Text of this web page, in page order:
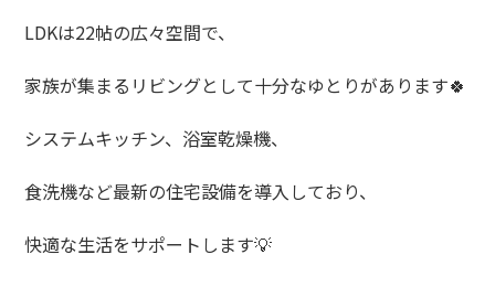
LDKは22帖の広々空間で、
家族が集まるリビングとして十分なゆとりがあります🍀
システムキッチン、浴室乾燥機、
食洗機など最新の住宅設備を導入しており、
快適な生活をサポートします💡